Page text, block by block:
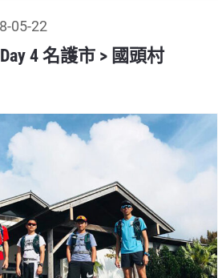
05-22
4 名護市 > 國頭村